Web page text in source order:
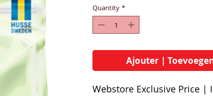
Quantity *
Ajouter |
Webstore Exclusive Price |